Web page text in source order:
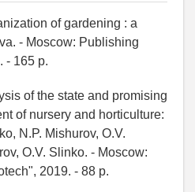
of gardening : a
- Moscow: Publishing
- 165 p.
of the state and promising
of nursery and horticulture:
N.P. Mishurov, O.V.
O.V. Slinko. - Moscow:
2019. - 88 p.